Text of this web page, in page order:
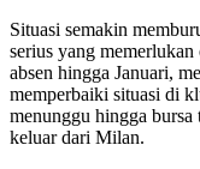
Situasi semakin
serius yang
absen hingga Januari,
memperbaiki situasi di
menunggu hingga
keluar dari Milan.